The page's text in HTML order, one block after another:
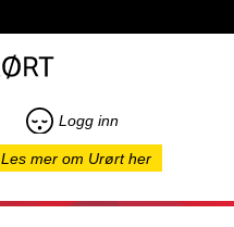
Logg inn
Les mer om Urørt her